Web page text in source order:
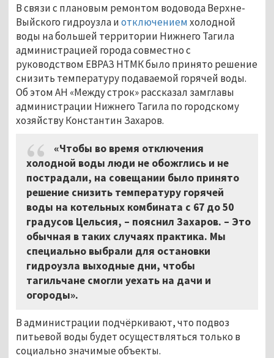
В связи с плановым ремонтом водовода Верхне-
Выйского гидроузла иотключениемхолодной
воды на большей территории Нижнего Тагила
администрацией города совместно с
руководством ЕВРАЗ НТМК было принято решение
снизить температуру подаваемой горячей воды.
Об этом АН «Между строк» рассказал замглавы
администрации Нижнего Тагила по городскому
хозяйству Константин Захаров.
«Чтобы во время отключения
холодной воды люди не обожглись и не
пострадали, на совещании было принято
решение снизить температуру горячей
воды на котельных комбината с 67 до 50
градусов Цельсия, – пояснил Захаров. – Это
обычная в таких случаях практика. Мы
специально выбрали для остановки
гидроузла выходные дни, чтобы
тагильчане смогли уехать на дачи и
огороды».
В администрации подчёркивают, что подвоз
питьевой воды будет осуществляться только в
социально значимые объекты.